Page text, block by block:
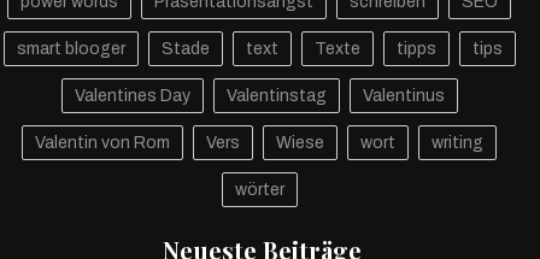
smart blooger Stade text Texte tipps tips
Valentines Day Valentinstag Valentinus
Valentin von Rom Vers Wiese wort writing
wörter
Neueste Beiträge